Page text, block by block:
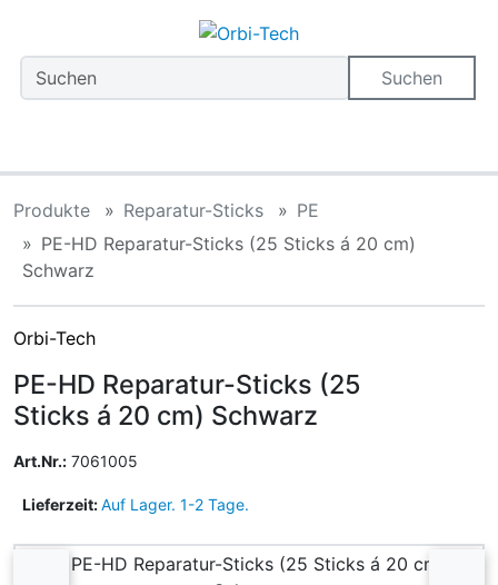
Springe zur Navigation
Suchen
Produkte Reparatur-Sticks
PE
PE-HD Reparatur-Sticks (25 Sticks á 20 cm)
Schwarz
Orbi-Tech
PE-HD Reparatur-Sticks (25
Sticks á 20 cm) Schwarz
Art.Nr.: 7061005
Lieferzeit:Auf Lager. 1-2 Tage.
Wenn mehr als ein Produktbild existiert, können Sie die